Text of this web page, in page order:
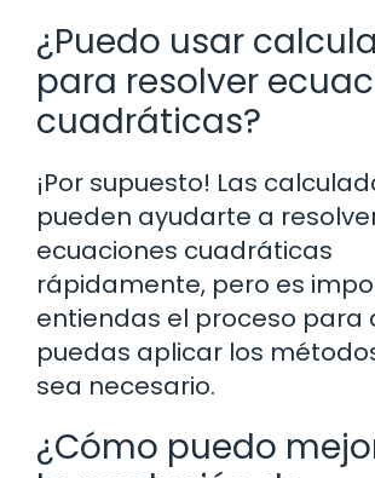
¿Puedo usar
para resolver
cuadráticas?
¡Por supuesto! Las
pueden ayudarte a
ecuaciones cuadráticas
rápidamente, pero es
entiendas el proceso para
puedas aplicar los
sea necesario.
¿Cómo puedo